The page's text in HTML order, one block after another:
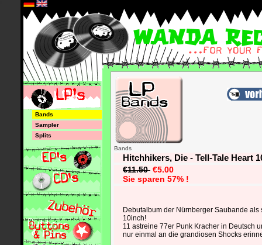
Bands
Sampler
Splits
Bands
Hitchhikers, Die - Tell-Tale Heart
€11.50 €5.00
Sie sparen 57% !
Debutalbum der Nürnberger Saubande als
10inch!
11 astreine 77er Punk Kracher in Deutsch
nur einmal an die grandiosen Shocks